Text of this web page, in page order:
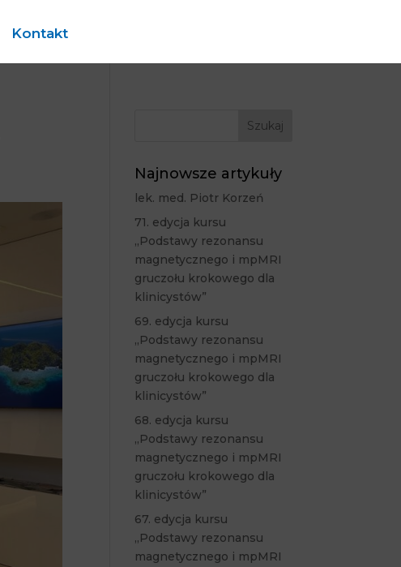
Kontakt
Najnowsze artykuły
lek. med. Piotr Korzeń
71. edycja kursu
„Podstawy rezonansu
magnetycznego i mpMRI
gruczołu krokowego dla
klinicystów”
69. edycja kursu
„Podstawy rezonansu
magnetycznego i mpMRI
gruczołu krokowego dla
klinicystów”
68. edycja kursu
„Podstawy rezonansu
magnetycznego i mpMRI
gruczołu krokowego dla
klinicystów”
67. edycja kursu
„Podstawy rezonansu
magnetycznego i mpMRI